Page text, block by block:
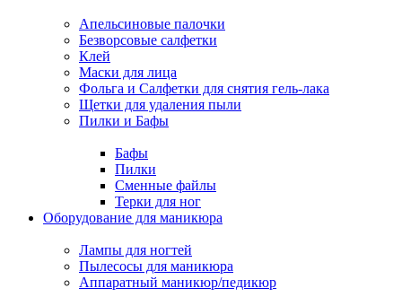
Апельсиновые палочки
Безворсовые салфетки
Клей
Маски для лица
Фольга и Салфетки для снятия гель-лака
Щетки для удаления пыли
Пилки и Бафы
Бафы
Пилки
Сменные файлы
Терки для ног
Оборудование для маникюра
Лампы для ногтей
Пылесосы для маникюра
Аппаратный маникюр/педикюр